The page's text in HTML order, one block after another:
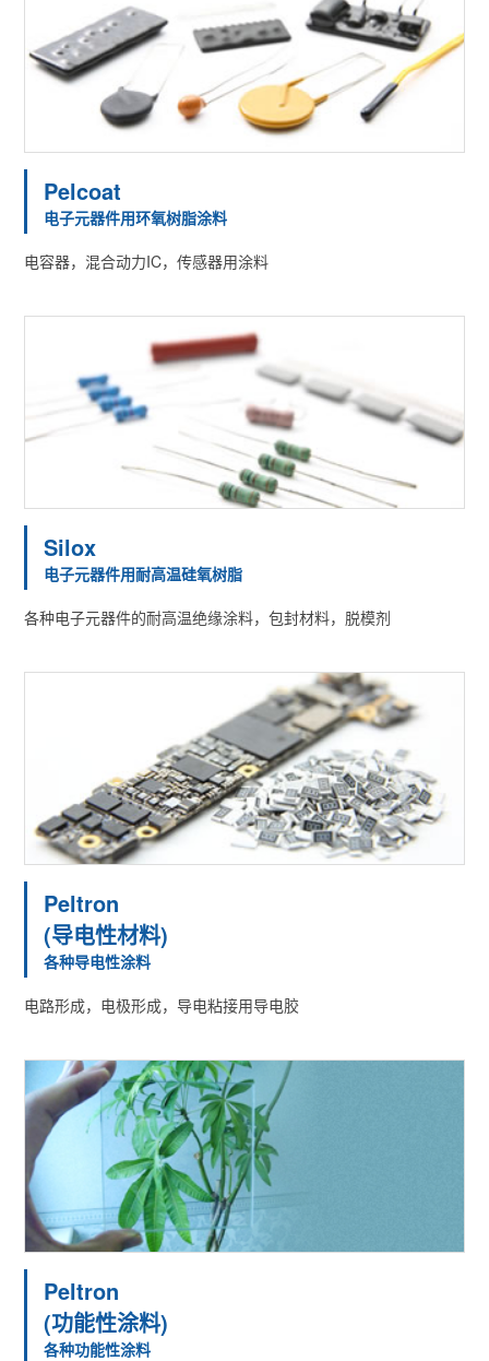
Pelcoat
电子元器件用环氧树脂涂料
电容器，混合动力IC，传感器用涂料
Silox
电子元器件用耐高温硅氧树脂
各种电子元器件的耐高温绝缘涂料，包封材料，脱模剂
Peltron
(导电性材料)
各种导电性涂料
电路形成，电极形成，导电粘接用导电胶
Peltron
(功能性涂料)
各种功能性涂料